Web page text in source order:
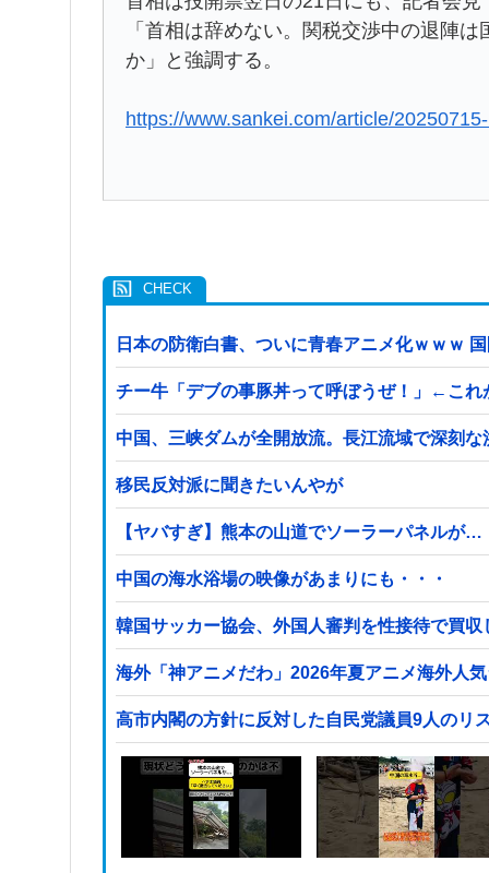
「首相は辞めない。関税交渉中の退陣
か」と強調する。
https://www.sankei.com/article/
日本の防衛白書、ついに青春アニメ化ｗｗｗ
チー牛「デブの事豚丼って呼ぼうぜ！」←これ
中国、三峡ダムが全開放流。長江流域で深刻な
移民反対派に聞きたいんやが
【ヤバすぎ】熊本の山道でソーラーパネルが…
中国の海水浴場の映像があまりにも・・・
韓国サッカー協会、外国人審判を性接待で買収
海外「神アニメだわ」2026年夏アニメ海外人
高市内閣の方針に反対した自民党議員9人の